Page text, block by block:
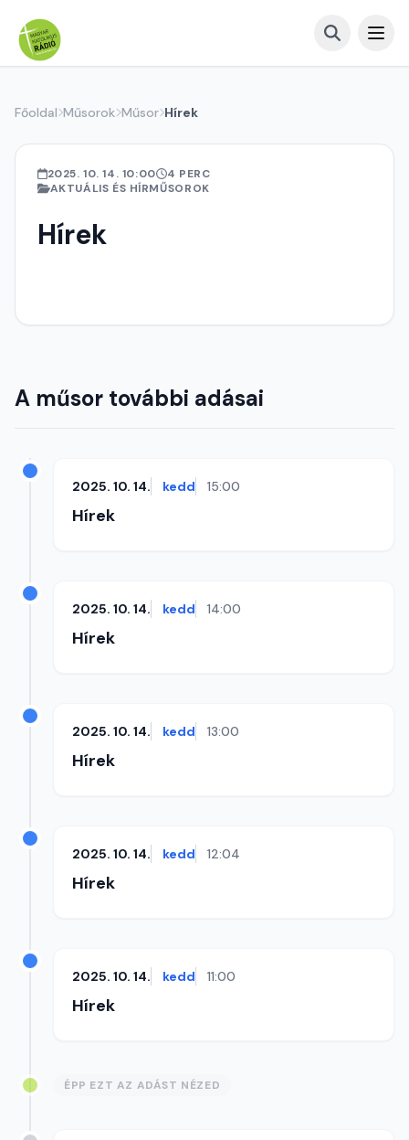
Főoldal Műsorok Műsor Hírek
2025. 10. 14. 10:00
4 PERC
AKTUÁLIS ÉS HÍRMŰSOROK
Hírek
A műsor további adásai
2025. 10. 14. kedd 15:00
Hírek
2025. 10. 14. kedd 14:00
Hírek
2025. 10. 14. kedd 13:00
Hírek
2025. 10. 14. kedd 12:04
Hírek
2025. 10. 14. kedd 11:00
Hírek
ÉPP EZT AZ ADÁST NÉZED